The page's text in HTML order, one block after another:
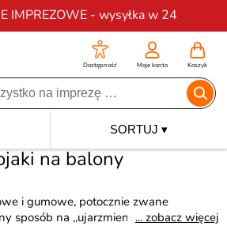
IMPREZOWE - wysyłka w 24
na zamówienia od 200 zł
Dostępność Moje konto Koszyk
na balony
... zobacz więcej
i gumowe, potocznie zwane
sposób na ,,ujarzmienie wypełnionych
SORTUJ ▾